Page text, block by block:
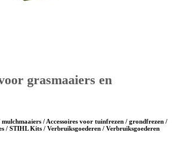
grasmaaiers en
mulchmaaiers / Accessoires voor tuinfrezen / grondfrezen /
/ STIHL Kits / Verbruiksgoederen / Verbruiksgoederen